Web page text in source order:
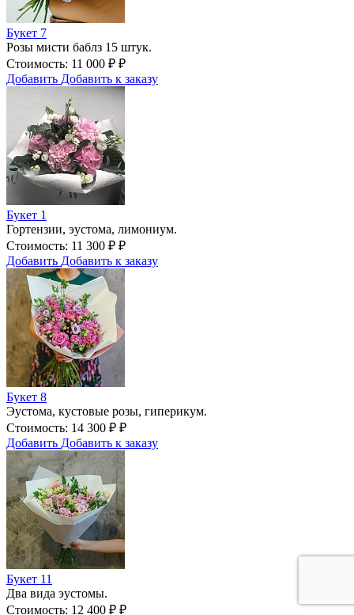
Букет 7
Розы мисти баблз 15 штук.
Стоимость: 11 000 ₽ ₽
Добавить Добавить к заказу
Букет 1
Гортензии, эустома, лимониум.
Стоимость: 11 300 ₽ ₽
Добавить Добавить к заказу
Букет 8
Эустома, кустовые розы, гиперикум.
Стоимость: 14 300 ₽ ₽
Добавить Добавить к заказу
Букет 11
Два вида эустомы.
Стоимость: 12 400 ₽ ₽